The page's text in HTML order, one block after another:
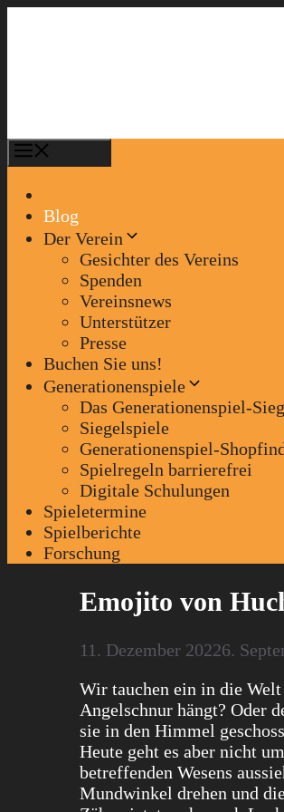
Blog
Der Verein
Gesichter des Vereins
Spenden
Vereinsnews
Unterstützer
Presse
Buchen Sie uns!
Generationenspiele
Das Generationenspiel-
Siegelspiele
Generationenspiel-
Spielregeln barrierefrei
Digitale Schulungen
Spieletermine
Spielberichte
Forschung
Emojito von
11. Dezember 20226.
Wir tauchen ein in die
Angelschnur hängt? Oder
sie in den Himmel
Heute geht es aber nicht
betreffenden Wesens
Mundwinkel drehen und